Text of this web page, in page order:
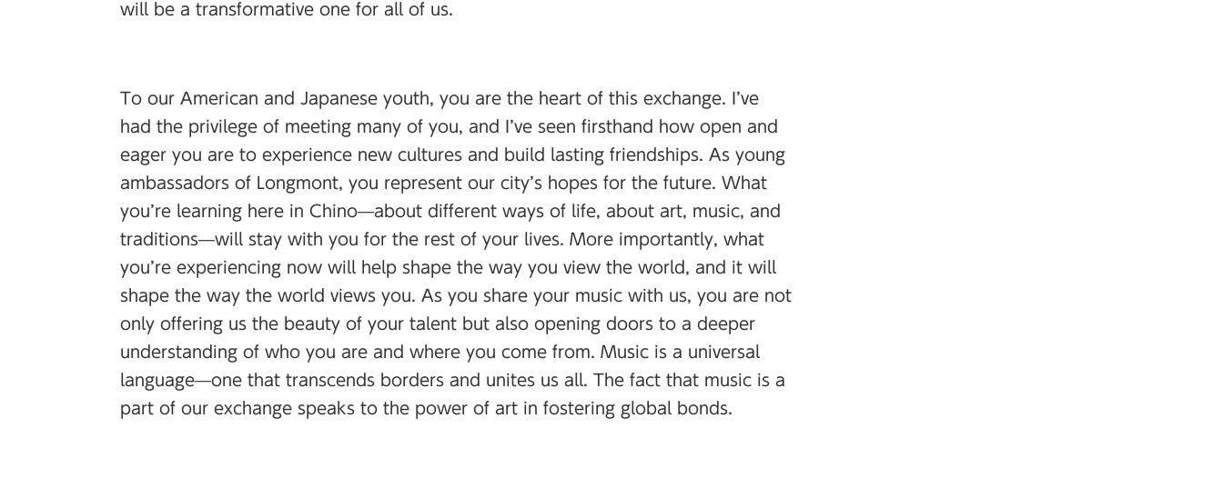
will be a transformative one for all of us.
To our American and Japanese youth, you are the heart of this exchange. I’ve
had the privilege of meeting many of you, and I’ve seen firsthand how open and
eager you are to experience new cultures and build lasting friendships. As young
ambassadors of Longmont, you represent our city’s hopes for the future. What
you’re learning here in Chino—about different ways of life, about art, music, and
traditions—will stay with you for the rest of your lives. More importantly, what
you’re experiencing now will help shape the way you view the world, and it will
shape the way the world views you. As you share your music with us, you are not
only offering us the beauty of your talent but also opening doors to a deeper
understanding of who you are and where you come from. Music is a universal
language—one that transcends borders and unites us all. The fact that music is a
part of our exchange speaks to the power of art in fostering global bonds.